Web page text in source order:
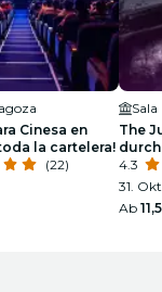
Cinesa en
la cartelera!
(22)
The
durch
4.3
31.
Ab